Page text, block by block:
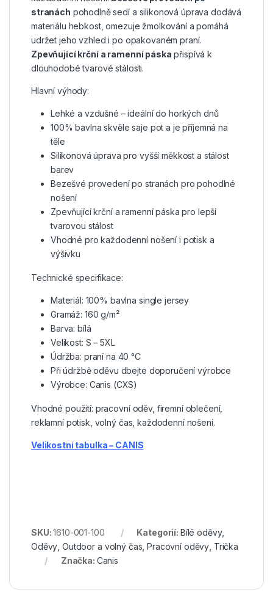
stranách pohodlně sedí a silikonová úprava dodává
materiálu hebkost, omezuje žmolkování a pomáhá
udržet jeho vzhled i po opakovaném praní.
Zpevňující krční a ramenní páska přispívá k
dlouhodobé tvarové stálosti.
Hlavní výhody:
Lehké a vzdušné – ideální do horkých dnů
100% bavlna skvěle saje pot a je příjemná na
těle
Silikonová úprava pro vyšší měkkost a stálost
barev
Bezešvé provedení po stranách pro pohodlné
nošení
Zpevňující krční a ramenní páska pro lepší
tvarovou stálost
Vhodné pro každodenní nošení i potisk a
výšivku
Technické specifikace:
Materiál: 100% bavlna single jersey
Gramáž: 160 g/m²
Barva: bílá
Velikost: S – 5XL
Údržba: praní na 40 °C
Při údržbě oděvu dbejte doporučení výrobce
Výrobce: Canis (CXS)
Vhodné použití: pracovní oděv, firemní oblečení,
reklamní potisk, volný čas, každodenní nošení.
Velikostní tabulka – CANIS
SKU:1610-001-100 Kategorií: Bílé oděvy,
Oděvy ,Outdoor a volný čas ,Pracovní oděvy Trička
Značka: Canis